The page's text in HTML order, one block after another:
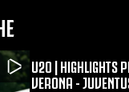
U20 | HIGHLIGHTS
VERONA -